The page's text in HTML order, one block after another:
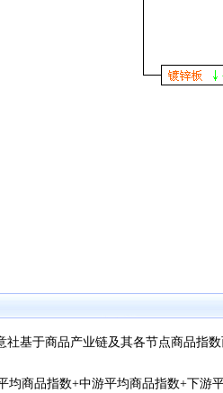
社基于商品产业链及其各节点商品指
均商品指数+中游平均商品指数+下游